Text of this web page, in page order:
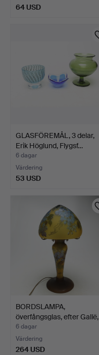
64 USD
GLASFÖREMÅL, 3 delar,
Erik Höglund, Flygsf…
6 dagar
Värdering
53 USD
BORDSLAMPA,
överfångsglas, efter Gallë,
19…
6 dagar
Värdering
264 USD